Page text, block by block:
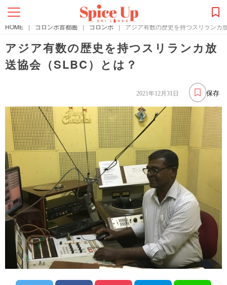
HOME | コロンボ首都圏 | コロンボ | アジア有数の歴史を持つスリランカ
アジア有数の歴史を持つスリランカ放
送協会（SLBC）とは？
保存
2021年12月31日